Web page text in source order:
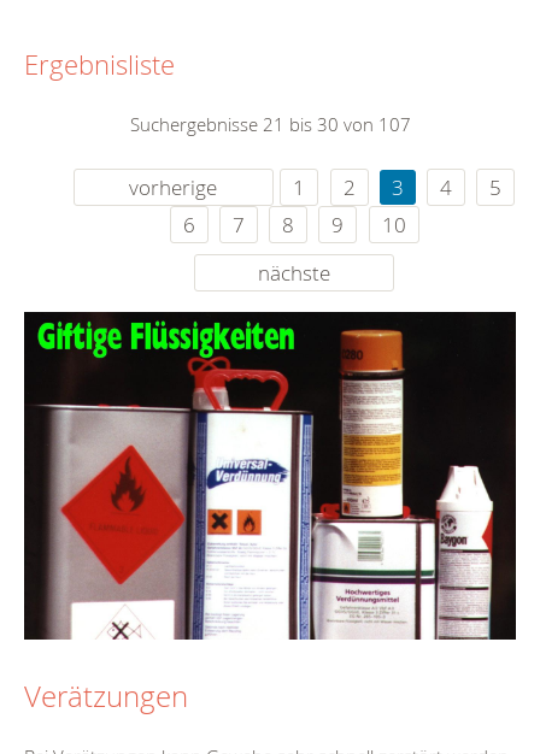
Ergebnisliste
Suchergebnisse 21 bis 30 von 107
vorherige 1 2 3 4
5
6
7 8 9
10
nächste
Verätzungen